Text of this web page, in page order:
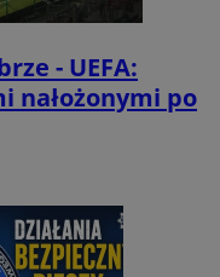
- UEFA:
nałożonymi po